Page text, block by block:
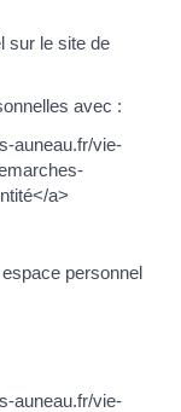
sur le site de
avec :
auneau.fr/vie-
a>
personnel
auneau.fr/vie-